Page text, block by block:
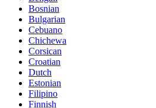
Bosnian
Bulgarian
Cebuano
Chichewa
Corsican
Croatian
Dutch
Estonian
Filipino
Finnish